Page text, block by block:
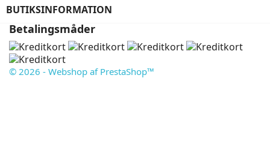
BUTIKSINFORMATION
Betalingsmåder
© 2026 - Webshop af PrestaShop™